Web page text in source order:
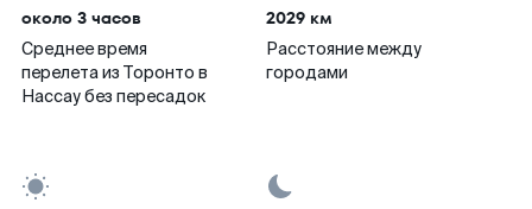
около 3 часов
Среднее время
перелета из Торонто в
Нассау без пересадок
2029 км
Расстояние между
городами